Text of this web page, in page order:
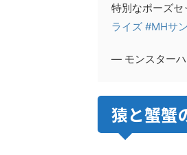
特別なポーズセ
ライズ #MHサ
— モンスターハ
猿と蟹蟹